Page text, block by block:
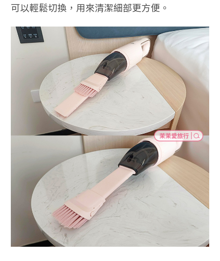
可以輕鬆切換，用來清潔細部更方便。